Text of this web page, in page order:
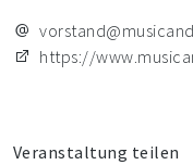
https://
Veranstaltung teilen